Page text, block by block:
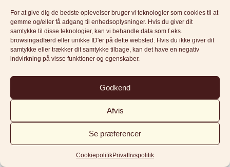
For at give dig de bedste oplevelser bruger vi teknologier som cookies til at
gemme og/eller få adgang til enhedsoplysninger. Hvis du giver dit
samtykke til disse teknologier, kan vi behandle data som f.eks.
browsingadfærd eller unikke ID'er på dette websted. Hvis du ikke giver dit
samtykke eller trækker dit samtykke tilbage, kan det have en negativ
indvirkning på visse funktioner og egenskaber.
Godkend
Afvis
Se præferencer
CookiepolitikPrivatlivspolitik